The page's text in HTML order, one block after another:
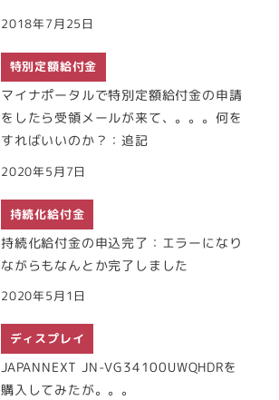
2018年7月25日
特別定額給付金
マイナポータルで特別定額給付金の申請
をしたら受領メールが来て、。。。何を
すればいいのか？：追記
2020年5月7日
持続化給付金
持続化給付金の申込完了：エラーになり
ながらもなんとか完了しました
2020年5月1日
ディスプレイ
JAPANNEXT JN-VG34100UWQHDRを
購入してみたが。。。